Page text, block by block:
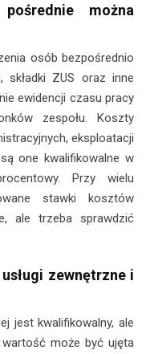
można
osób bezpośrednio
składki ZUS oraz inne
ewidencji czasu pracy
zespołu. Koszty
eksploatacji
one kwalifikowalne w
Przy wielu
stawki kosztów
ale trzeba sprawdzić
zewnętrzne i
jest kwalifikowalny, ale
może być ujęta